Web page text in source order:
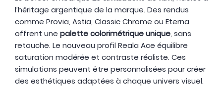
l’héritage argentique de la marque. Des rendus
comme Provia, Astia, Classic Chrome ou Eterna
offrent une palette colorimétrique unique, sans
retouche. Le nouveau profil Reala Ace équilibre
saturation modérée et contraste réaliste. Ces
simulations peuvent être personnalisées pour créer
des esthétiques adaptées à chaque univers visuel.